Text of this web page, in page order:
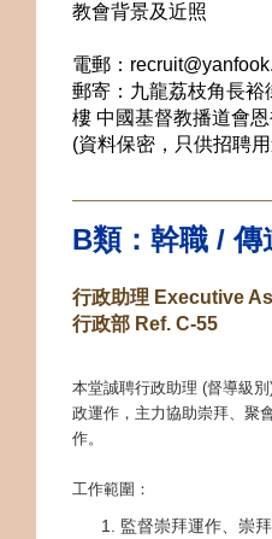
教會背景及近照
電郵：
郵寄： 九龍荔枝角長裕
樓 中國基督教播道會
(資料保密，只供招聘
B類：幹職 / 傳
行政助理 Executive
行政部 Ref. C-55
本堂誠聘行政助理 (督導級
政運作，主力協助崇拜、聚
作。
工作範圍：
監督崇拜運作、崇